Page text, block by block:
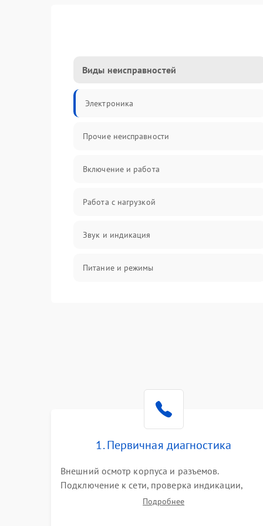
Виды неисправностей
Электроника
Прочие неисправности
Включение и работа
Работа с нагрузкой
Звук и индикация
Питание и режимы
1. Первичная диагностика
Внешний осмотр корпуса и разъемов.
Подключение к сети, проверка индикации,
звуковых сигналов и кодов ошибок. Измерение
Подробнее